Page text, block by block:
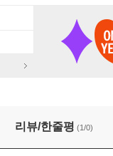
리뷰/한줄평 (1/0)